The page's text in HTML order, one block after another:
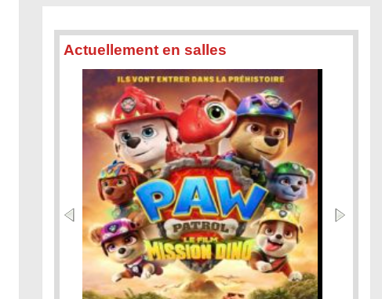
Actuellement en salles